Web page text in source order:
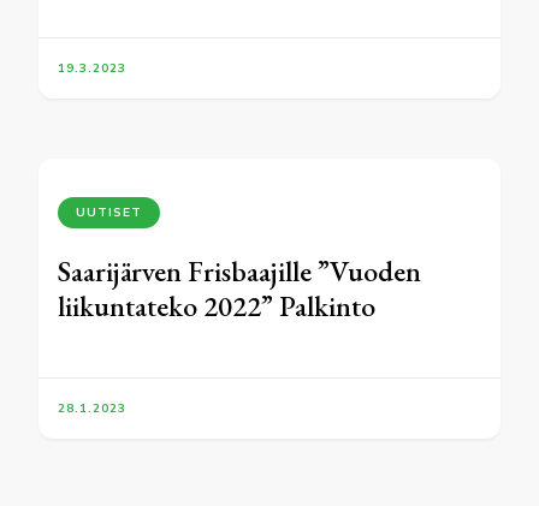
19.3.2023
UUTISET
Saarijärven Frisbaajille ”Vuoden
liikuntateko 2022” Palkinto
28.1.2023